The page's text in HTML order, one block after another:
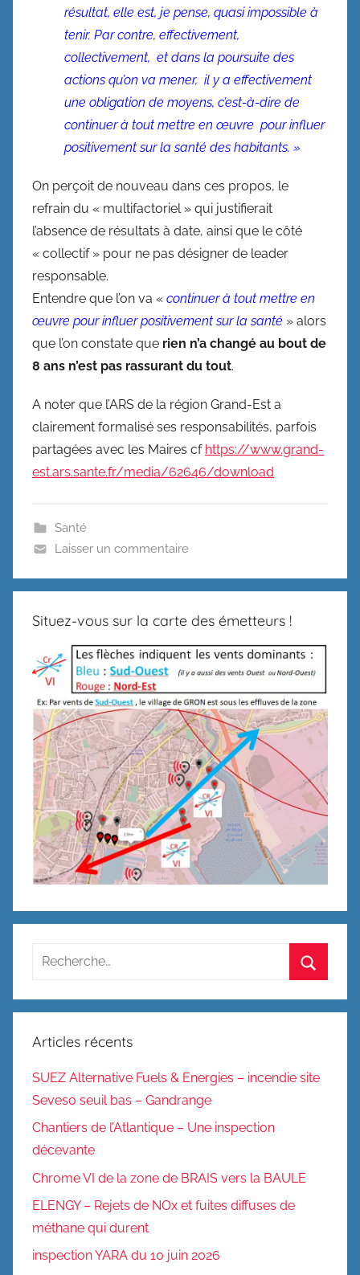
résultat, elle est, je pense, quasi impossible à
tenir. Par contre, effectivement,
collectivement, et dans la poursuite des
actions qu’on va mener, il y a effectivement
une obligation de moyens, c’est-à-dire de
continuer à tout mettre en œuvre pour influer
positivement sur la santé des habitants. »
On perçoit de nouveau dans ces propos, le
refrain du « multifactoriel » qui justifierait
l’absence de résultats à date, ainsi que le côté
« collectif » pour ne pas désigner de leader
responsable.
Entendre que l’on va « continuer à tout mettre en
œuvre pour influer positivement sur la santé » alors
que l’on constate que rien n’a changé au bout de
8 ans n’est pas rassurant du tout.
A noter que l’ARS de la région Grand-Est a
clairement formalisé ses responsabilités, parfois
partagées avec les Maires cf https://www.grand-
est.ars.sante.fr/media/62646/download
Santé
Laisser un commentaire
Situez-vous sur la carte des émetteurs !
Recherche
:
Articles récents
SUEZ Alternative Fuels & Energies – incendie site
Seveso seuil bas – Gandrange
Chantiers de l’Atlantique – Une inspection
décevante
Chrome VI de la zone de BRAIS vers la BAULE
ELENGY – Rejets de NOx et fuites diffuses de
méthane qui durent
inspection YARA du 10 juin 2026